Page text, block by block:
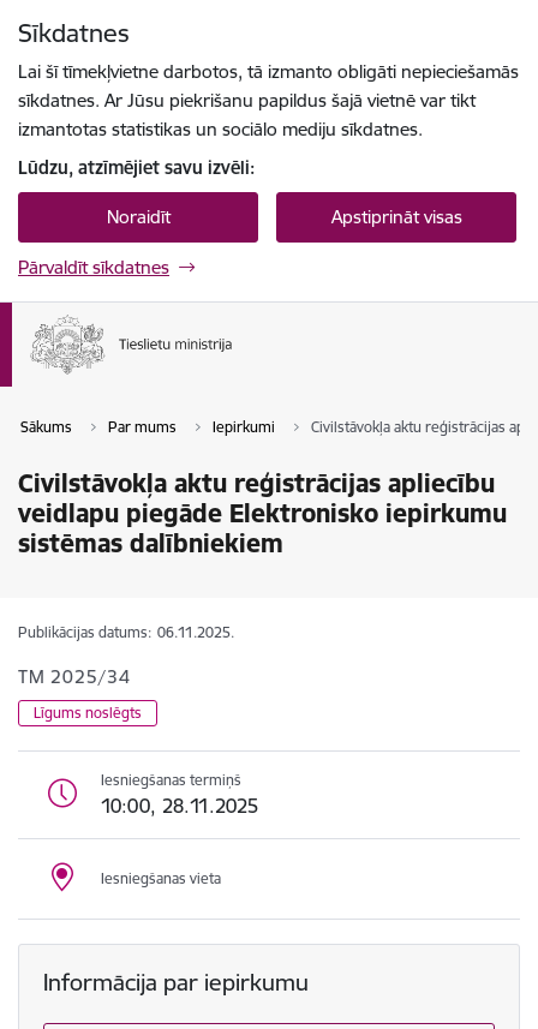
Sīkdatnes
Lai šī tīmekļvietne darbotos, tā izmanto obligāti nepieciešamās
sīkdatnes. Ar Jūsu piekrišanu papildus šajā vietnē var tikt
izmantotas statistikas un sociālo mediju sīkdatnes.
Lūdzu, atzīmējiet savu izvēli:
Noraidīt Apstiprināt visas
Pārvaldīt sīkdatnes
Sākums Par mums Iepirkumi Civilstāvokļa aktu reģistrācijas
Civilstāvokļa aktu reģistrācijas apliecību
veidlapu piegāde Elektronisko iepirkumu
sistēmas dalībniekiem
Publikācijas datums: 06.11.2025.
TM 2025/34
Līgums noslēgts
Iesniegšanas termiņš
10:00, 28.11.2025
Iesniegšanas vieta
Informācija par iepirkumu